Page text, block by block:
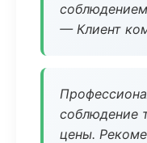
— Клиент
соблюдение
цены.